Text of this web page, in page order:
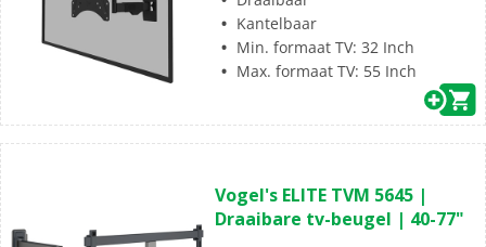
beoordelingen
Kantelbaar
Min. formaat TV: 32 Inch
Max. formaat TV: 55 Inch
van
de
Vogel's ELITE TVM 5645 |
Draaibare tv-beugel | 40-77"